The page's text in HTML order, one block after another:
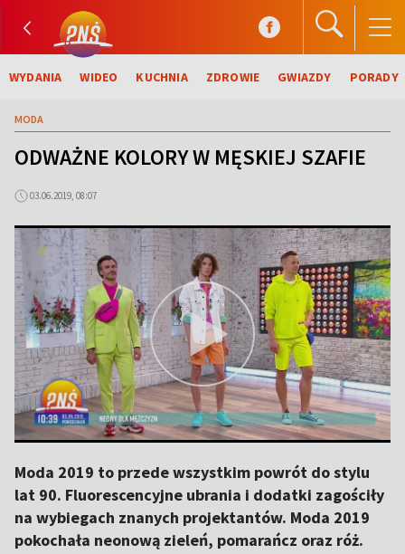
WYDANIA WIDEO KUCHNIA ZDROWIE GWIAZDY PORADY
MODA
ODWAŻNE KOLORY W MĘSKIEJ SZAFIE
03.06.2019, 08:07
Moda 2019 to przede wszystkim powrót do stylu
lat 90. Fluorescencyjne ubrania i dodatki zagościły
na wybiegach znanych projektantów. Moda 2019
pokochała neonową zieleń, pomarańcz oraz róż.